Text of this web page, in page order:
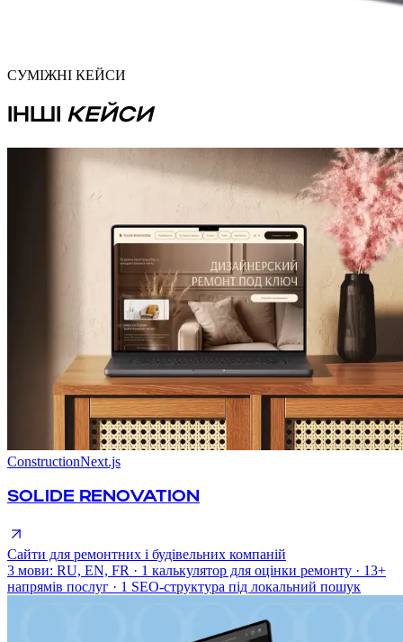
СУМІЖНІ КЕЙСИ
ІНШІ КЕЙСИ
ConstructionNext.js
SOLIDE RENOVATION
Сайти для ремонтних і будівельних компаній
3 мови: RU, EN, FR · 1 калькулятор для оцінки ремонту · 13+
напрямів послуг · 1 SEO-структура під локальний пошук